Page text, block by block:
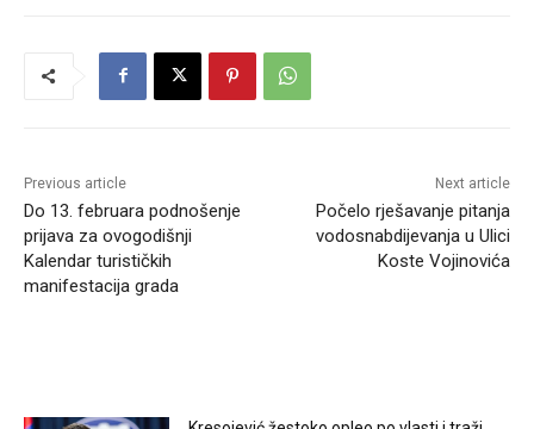
Previous article
Do 13. februara podnošenje
prijava za ovogodišnji
Kalendar turističkih
manifestacija grada
Next article
Počelo rješavanje pitanja
vodosnabdijevanja u Ulici
Koste Vojinovića